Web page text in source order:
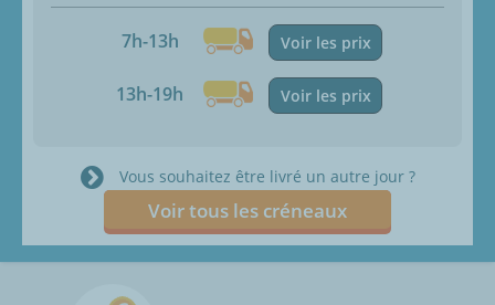
7h-13h Voir les prix
13h-19h Voir les prix
Vous souhaitez être livré un autre jour ?
Voir tous les créneaux